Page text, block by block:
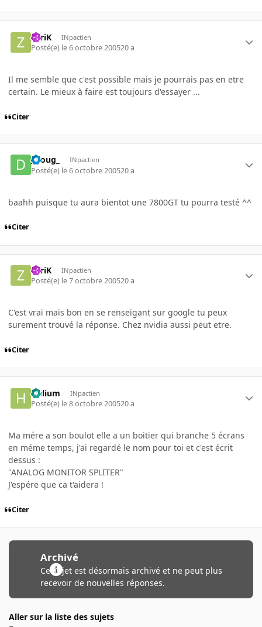
ZyriK INpactien
Posté(e) le 6 octobre 200520 a
Il me semble que c'est possible mais je pourrais pas en etre
certain. Le mieux à faire est toujours d'essayer ...
Citer
_Doug_ INpactien
Posté(e) le 6 octobre 200520 a
baahh puisque tu aura bientot une 7800GT tu pourra testé ^^
Citer
ZyriK INpactien
Posté(e) le 7 octobre 200520 a
C'est vrai mais bon en se renseigant sur google tu peux
surement trouvé la réponse. Chez nvidia aussi peut etre.
Citer
Helium INpactien
Posté(e) le 8 octobre 200520 a
Ma mére a son boulot elle a un boitier qui branche 5 écrans
en méme temps, j'ai regardé le nom pour toi et c'est écrit
dessus :
"ANALOG MONITOR SPLITER"
J'espére que ca t'aidera !
Citer
Archivé
Ce sujet est désormais archivé et ne peut plus
recevoir de nouvelles réponses.
Aller sur la liste des sujets